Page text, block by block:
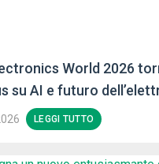
World 2026
su AI e futuro
LEGGI TUTTO